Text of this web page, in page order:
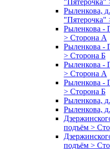
"Пятерочка"
Рыленкова,
"Пятерочка"
Рыленкова -
> Сторона А
Рыленкова -
> Сторона Б
Рыленкова -
> Сторона А
Рыленкова -
> Сторона Б
Рыленкова,
Рыленкова,
подъём >
подъём >